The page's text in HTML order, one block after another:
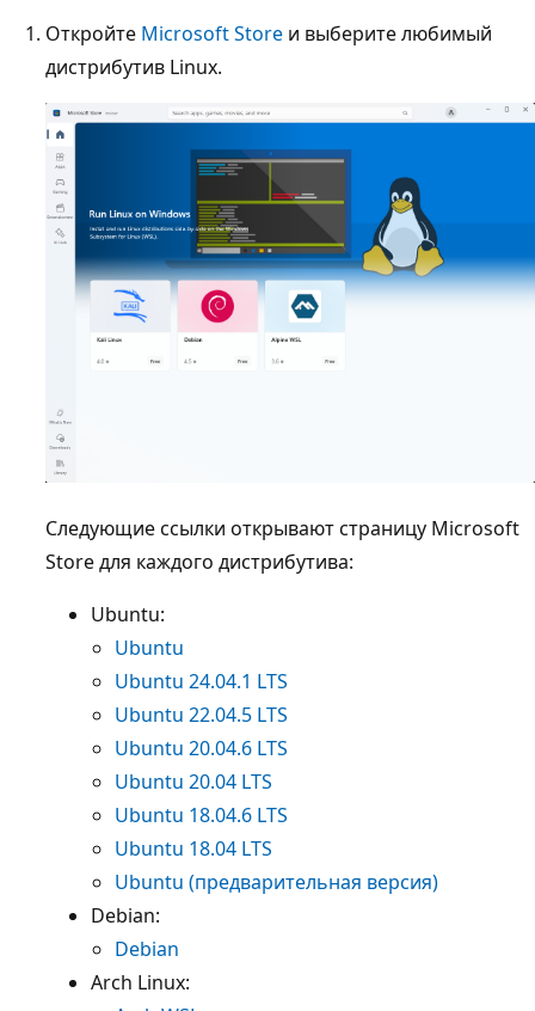
Откройте Microsoft Store и выберите любимый
дистрибутив Linux.
Следующие ссылки открывают страницу Microsoft
Store для каждого дистрибутива:
Ubuntu:
Ubuntu
Ubuntu 24.04.1 LTS
Ubuntu 22.04.5 LTS
Ubuntu 20.04.6 LTS
Ubuntu 20.04 LTS
Ubuntu 18.04.6 LTS
Ubuntu 18.04 LTS
Ubuntu (предварительная версия)
Debian:
Debian
Arch Linux: